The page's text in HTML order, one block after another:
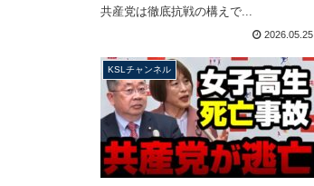
介入だと徹底抗戦の構えを見
せる【KSLチャンネル】
共産党は徹底抗戦の構えで...
2026.05.25
KSLチャンネル